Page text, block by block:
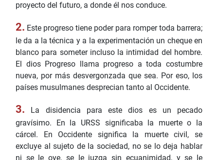
proyecto del futuro, a donde él nos conduce.
2. Este progreso tiene poder para romper toda barrera;
le da a la técnica y a la experimentación un cheque en
blanco para someter incluso la intimidad del hombre.
El dios Progreso llama progreso a toda costumbre
nueva, por más desvergonzada que sea. Por eso, los
países musulmanes desprecian tanto al Occidente.
3. La disidencia para este dios es un pecado
gravísimo. En la URSS significaba la muerte o la
cárcel. En Occidente significa la muerte civil, se
excluye al sujeto de la sociedad, no se lo deja hablar
ni se le oye, se le juzga sin ecuanimidad, y se le